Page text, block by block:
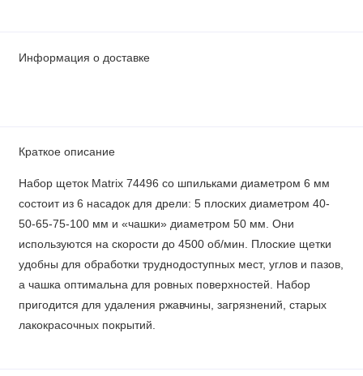
Информация о доставке
Краткое описание
Набор щеток Matrix 74496 со шпильками диаметром 6 мм
состоит из 6 насадок для дрели: 5 плоских диаметром 40-
50-65-75-100 мм и «чашки» диаметром 50 мм. Они
используются на скорости до 4500 об/мин. Плоские щетки
удобны для обработки труднодоступных мест, углов и пазов,
а чашка оптимальна для ровных поверхностей. Набор
пригодится для удаления ржавчины, загрязнений, старых
лакокрасочных покрытий.